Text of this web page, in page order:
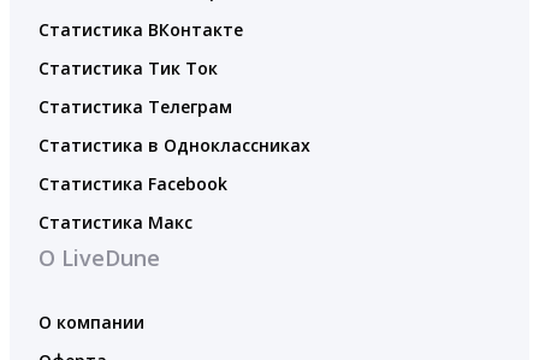
Статистика ВКонтакте
Статистика Тик Ток
Статистика Телеграм
Статистика в Одноклассниках
Статистика Facebook
Статистика Макс
О LiveDune
О компании